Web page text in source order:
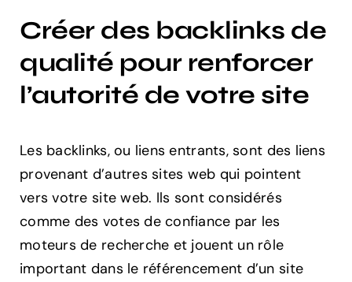
Créer des backlinks de
qualité pour renforcer
l’autorité de votre site
Les backlinks, ou liens entrants, sont des liens
provenant d’autres sites web qui pointent
vers votre site web. Ils sont considérés
comme des votes de confiance par les
moteurs de recherche et jouent un rôle
important dans le référencement d’un site